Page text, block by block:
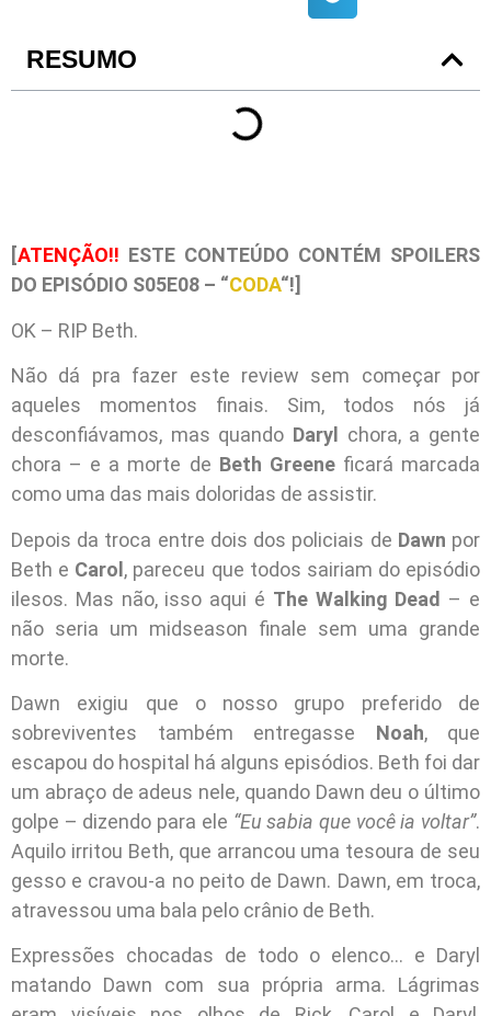
RESUMO
[ATENÇÃO!! ESTE CONTEÚDO CONTÉM SPOILERS
DO EPISÓDIO S05E08 – “CODA“!]
OK – RIP Beth.
Não dá pra fazer este review sem começar por
aqueles momentos finais. Sim, todos nós já
desconfiávamos, mas quando Daryl
chora, a gente
chora – e a morte de Beth Greeneficará marcada
como uma das mais doloridas de assistir.
Depois da troca entre dois dos policiais de Dawn por
Beth e Carol, pareceu que todos sairiam do episódio
ilesos. Mas não, isso aqui é The Walking Dead – e
não seria um midseason finale sem uma grande
morte.
Dawn exigiu que o nosso grupo preferido de
sobreviventes também entregasse Noah, que
escapou do hospital há alguns episódios. Beth foi dar
um abraço de adeus nele, quando Dawn deu o último
golpe – dizendo para ele “Eu sabia que você ia voltar”.
Aquilo irritou Beth, que arrancou uma tesoura de seu
gesso e cravou-a no peito de Dawn. Dawn, em troca,
atravessou uma bala pelo crânio de Beth.
Expressões chocadas de todo o elenco… e Daryl
matando Dawn com sua própria arma. Lágrimas